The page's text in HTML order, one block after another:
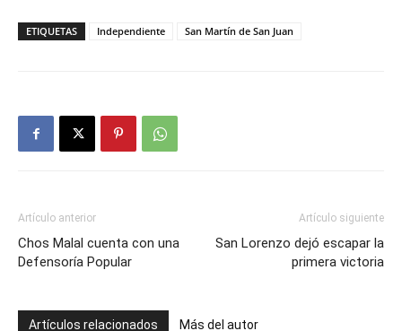
ETIQUETAS Independiente San Martín de San Juan
Artículo anterior
Chos Malal cuenta con una
Defensoría Popular
Artículo siguiente
San Lorenzo dejó escapar la
primera victoria
Artículos relacionados Más del autor